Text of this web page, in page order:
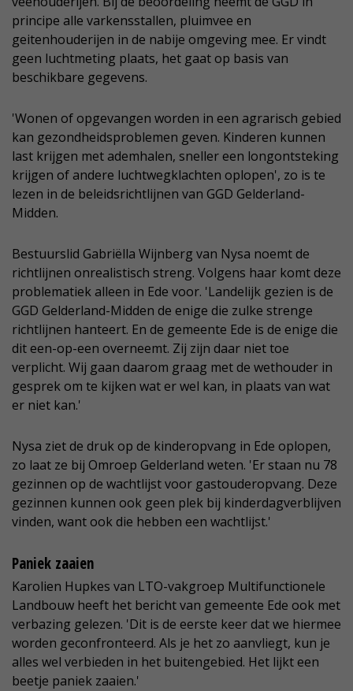
principe alle varkensstallen, pluimvee en
geitenhouderijen in de nabije omgeving mee. Er vindt
geen luchtmeting plaats, het gaat op basis van
beschikbare gegevens.
'Wonen of opgevangen worden in een agrarisch gebied
kan gezondheidsproblemen geven. Kinderen kunnen
last krijgen met ademhalen, sneller een longontsteking
krijgen of andere luchtwegklachten oplopen', zo is te
lezen in de beleidsrichtlijnen van GGD Gelderland-
Midden.
Bestuurslid Gabriëlla Wijnberg van Nysa noemt de
richtlijnen onrealistisch streng. Volgens haar komt deze
problematiek alleen in Ede voor. 'Landelijk gezien is de
GGD Gelderland-Midden de enige die zulke strenge
richtlijnen hanteert. En de gemeente Ede is de enige die
dit een-op-een overneemt. Zij zijn daar niet toe
verplicht. Wij gaan daarom graag met de wethouder in
gesprek om te kijken wat er wel kan, in plaats van wat
er niet kan.'
Nysa ziet de druk op de kinderopvang in Ede oplopen,
zo laat ze bij Omroep Gelderland weten. 'Er staan nu 78
gezinnen op de wachtlijst voor gastouderopvang. Deze
gezinnen kunnen ook geen plek bij kinderdagverblijven
vinden, want ook die hebben een wachtlijst.'
Paniek zaaien
Karolien Hupkes van LTO-vakgroep Multifunctionele
Landbouw heeft het bericht van gemeente Ede ook met
verbazing gelezen. 'Dit is de eerste keer dat we hiermee
worden geconfronteerd. Als je het zo aanvliegt, kun je
alles wel verbieden in het buitengebied. Het lijkt een
beetje paniek zaaien.'